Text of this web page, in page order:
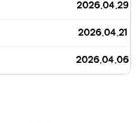
2026.04.29
2026.04.21
2026.04.06